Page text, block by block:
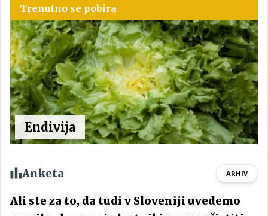
Trenutno se pobira
Endivija
Anketa ARHIV
Ali ste za to, da tudi v Sloveniji uvedemo